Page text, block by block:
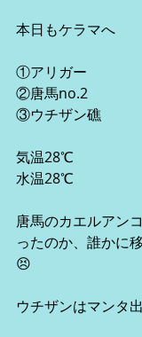
本日もケラマへ
①アリガー
②唐馬no.2
③ウチザン礁
気温28℃
水温28℃
唐馬のカエルアン
ったのか、誰かに
😣
ウチザンはマンタ